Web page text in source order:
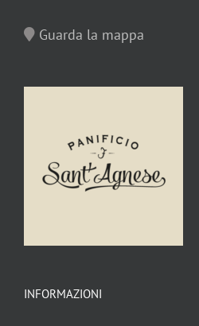
Guarda la mappa
INFORMAZIONI